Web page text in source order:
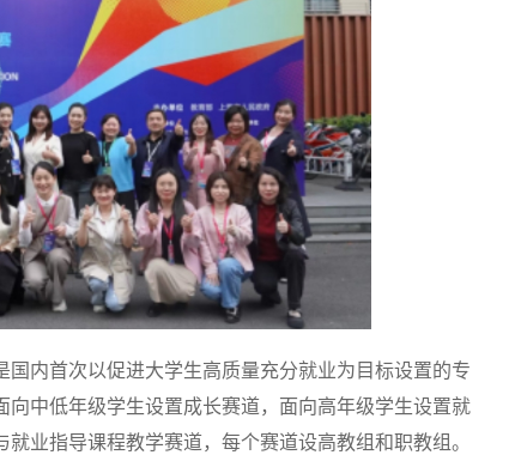
内首次以促进大学生高质量充分就业为目标设置的专
中低年级学生设置成长赛道，面向高年级学生设置就
业指导课程教学赛道，每个赛道设高教组和职教组。